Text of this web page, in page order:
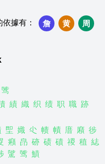
依據有 ： 詹 黄
周
骘
績 織 织 绩 职 職 跡
堲 嬂 尐 帻 幘 庴 廭 徏
癪 皍 硛 碛 磧 禝 稙 綕
騭 骘 鰿